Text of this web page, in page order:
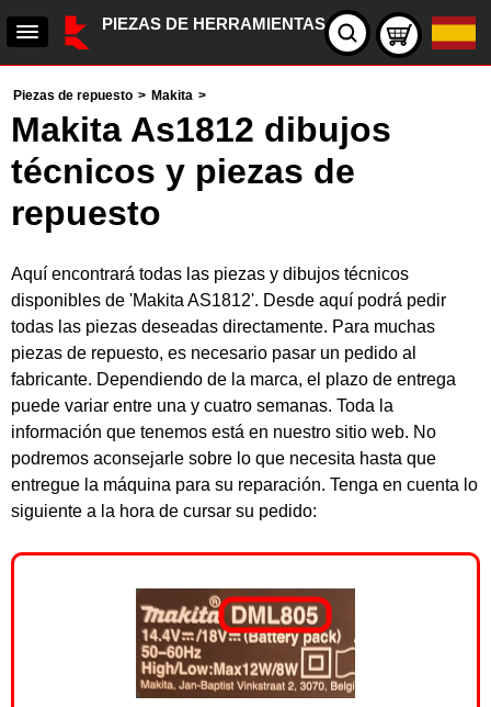
PIEZAS DE HERRAMIENTAS
Piezas de repuesto > Makita >
Makita As1812 dibujos
técnicos y piezas de
repuesto
Aquí encontrará todas las piezas y dibujos técnicos
disponibles de 'Makita AS1812'. Desde aquí podrá pedir
todas las piezas deseadas directamente. Para muchas
piezas de repuesto, es necesario pasar un pedido al
fabricante. Dependiendo de la marca, el plazo de entrega
puede variar entre una y cuatro semanas. Toda la
información que tenemos está en nuestro sitio web. No
podremos aconsejarle sobre lo que necesita hasta que
entregue la máquina para su reparación. Tenga en cuenta lo
siguiente a la hora de cursar su pedido: